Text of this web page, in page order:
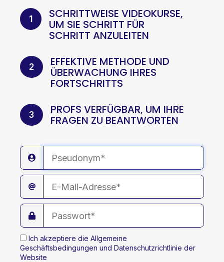
1 SCHRITTWEISE VIDEOKURSE,
UM SIE SCHRITT FÜR
SCHRITT ANZULEITEN
2 EFFEKTIVE METHODE UND
ÜBERWACHUNG IHRES
FORTSCHRITTS
3 PROFS VERFÜGBAR, UM IHRE
FRAGEN ZU BEANTWORTEN
Ich akzeptiere die Allgemeine
Geschäftsbedingungen und Datenschutzrichtlinie der
Website